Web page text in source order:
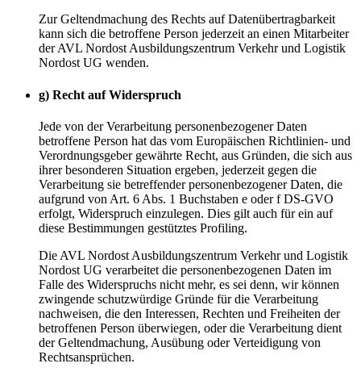
Zur Geltendmachung des Rechts auf Datenübertragbarkeit
kann sich die betroffene Person jederzeit an einen Mitarbeiter
der AVL Nordost Ausbildungszentrum Verkehr und Logistik
Nordost UG wenden.
g) Recht auf Widerspruch
Jede von der Verarbeitung personenbezogener Daten
betroffene Person hat das vom Europäischen Richtlinien- und
Verordnungsgeber gewährte Recht, aus Gründen, die sich aus
ihrer besonderen Situation ergeben, jederzeit gegen die
Verarbeitung sie betreffender personenbezogener Daten, die
aufgrund von Art. 6 Abs. 1 Buchstaben e oder f DS-GVO
erfolgt, Widerspruch einzulegen. Dies gilt auch für ein auf
diese Bestimmungen gestütztes Profiling.
Die AVL Nordost Ausbildungszentrum Verkehr und Logistik
Nordost UG verarbeitet die personenbezogenen Daten im
Falle des Widerspruchs nicht mehr, es sei denn, wir können
zwingende schutzwürdige Gründe für die Verarbeitung
nachweisen, die den Interessen, Rechten und Freiheiten der
betroffenen Person überwiegen, oder die Verarbeitung dient
der Geltendmachung, Ausübung oder Verteidigung von
Rechtsansprüchen.